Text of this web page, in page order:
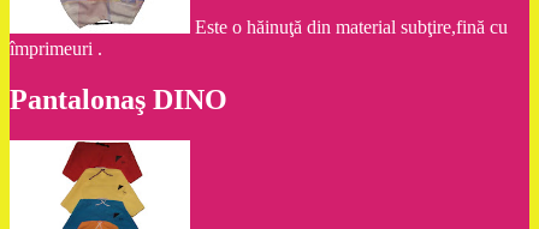
Este o hăinuţă din material subţire,fină cu
împrimeuri .
Pantalonaş DINO